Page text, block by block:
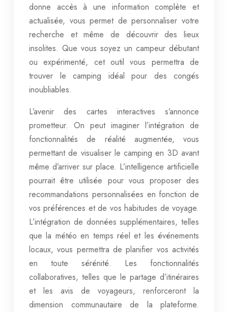
donne accès à une information complète et
actualisée, vous permet de personnaliser votre
recherche et même de découvrir des lieux
insolites. Que vous soyez un campeur débutant
ou expérimenté, cet outil vous permettra de
trouver le camping idéal pour des congés
inoubliables.
L’avenir des cartes interactives s’annonce
prometteur. On peut imaginer l’intégration de
fonctionnalités de réalité augmentée, vous
permettant de visualiser le camping en 3D avant
même d’arriver sur place. L’intelligence artificielle
pourrait être utilisée pour vous proposer des
recommandations personnalisées en fonction de
vos préférences et de vos habitudes de voyage.
L’intégration de données supplémentaires, telles
que la météo en temps réel et les événements
locaux, vous permettra de planifier vos activités
en toute sérénité. Les fonctionnalités
collaboratives, telles que le partage d’itinéraires
et les avis de voyageurs, renforceront la
dimension communautaire de la plateforme.